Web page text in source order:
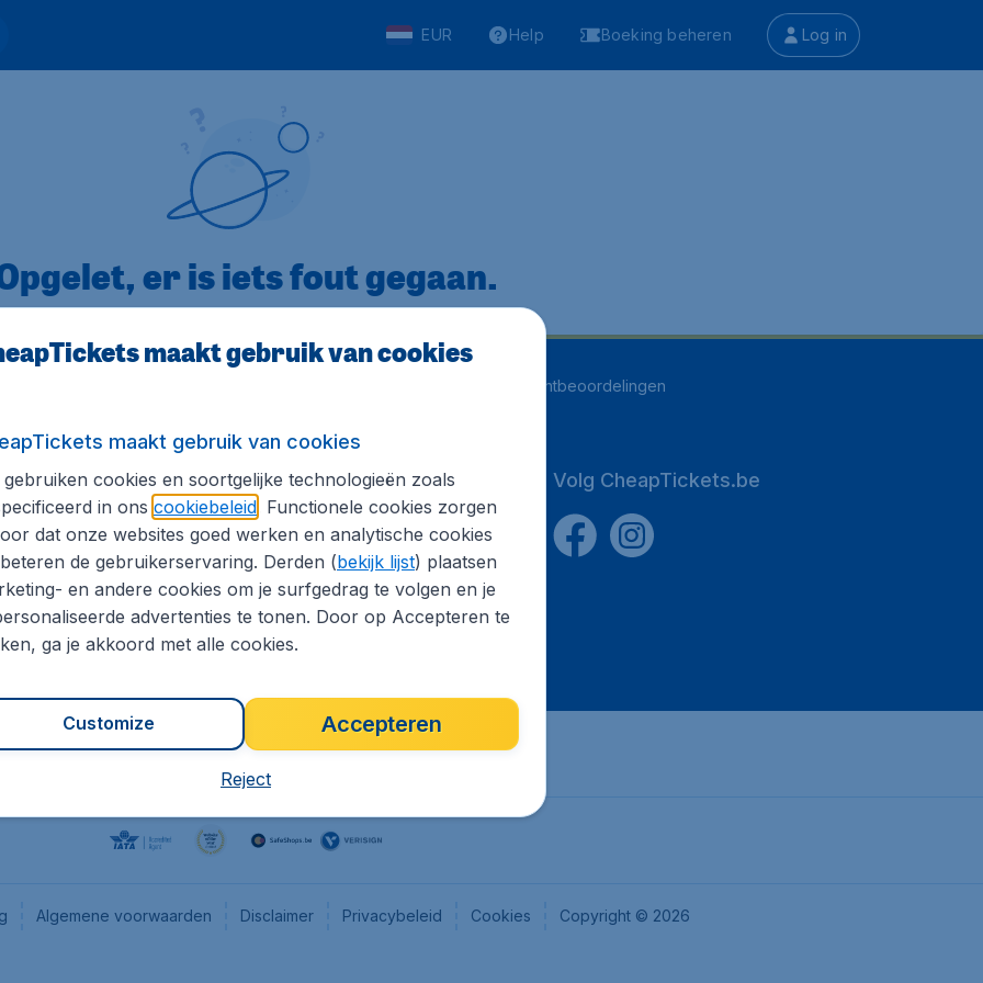
EUR Help Boeking beheren Log in
er is iets fout gegaan.
klantbeoordelingen
informatie
Internationale sites
Flugladen.de
CheapTickets.ch
CheapTickets.nl
CheapTickets.sg
Volg CheapTickets.be
Algemene voorwaarden Disclaimer Privacybeleid Cookies Copyright © 2026
maakt gebruik van cookies
maakt gebruik van cookies
gebruiken cookies en soortgelijke technologieën zoals
in ons cookiebeleid. Functionele cookies zorgen
dat onze websites goed werken en analytische cookies
de gebruikerservaring. Derden (bekijk lijst) plaatsen
en andere cookies om je surfgedrag te volgen en je
advertenties te tonen. Door op Accepteren te
ga je akkoord met alle cookies.
Accepteren
Customize
Reject